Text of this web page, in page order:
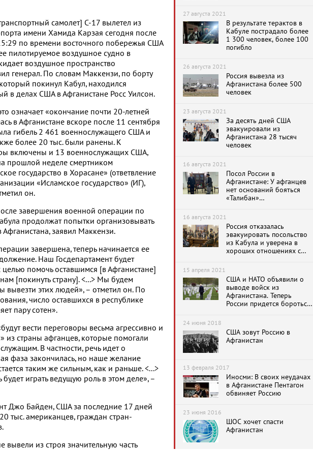
27 августа 2021
В результате терактов в
Кабуле пострадало более
1 300 человек, более 100
погибло
26 августа 2021
Россия вывезла из
Афганистана более 500
человек
23 августа 2021
За десять дней США
эвакуировали из
Афганистана 28 тысяч
человек
16 августа 2021
Посол России в
Афганистане: У афганцев
нет оснований бояться
«Талибан»
России)
16 августа 2021
Россия отказалась
эвакуировать посольство
из Кабула и уверена в
хороших отношениях с
15 апреля 2021
США и НАТО объявили о
выводе войск из
Афганистана. Теперь
России придется бороться
24 июня 2018
США зовут Россию в
Афганистан
13 февраля 2017
Иносми: В своих неудачах
в Афганистане Пентагон
обвиняет Россию
23 июня 2016
ШОС хочет спасти
Афганистан
самолет] С-17 вылетел из
имени Хамида Карзая сегодня после
по времени восточного побережья США
пилотируемое воздушное судно в
воздушное пространство
генерал. По словам Маккензи, по борту
покинул Кабул, находился
в делах США в Афганистане Росс Уилсон.
означает «окончание почти 20-летней
в Афганистане вскоре после 11 сентября
гибель 2 461 военнослужащего США и
более 20 тыс. были ранены. К
включены и 13 военнослужащих США,
прошлой неделе смертником
государство в Хорасане» (ответвление
«Исламское государство» (ИГ),
он.
завершения военной операции по
продолжат попытки организовывать
заявил Маккензи.
завершена, теперь начинается ее
Наш Госдепартамент будет
целью помочь оставшимся [в Афганистане]
[покинуть страну]. <...> Мы будем
вывезти этих людей», – отметил он. По
число оставшихся в республике
пару сотен».
вести переговоры весьма агрессивно и
из страны афганцев, которые помогали
В частности, речь идет о
фаза закончилась, но наше желание
таким же сильным, как и раньше. <...>
будет играть ведущую роль в этом деле», –
Джо Байден, США за последние 17 дней
тыс. американцев, граждан стран-
из строя значительную часть